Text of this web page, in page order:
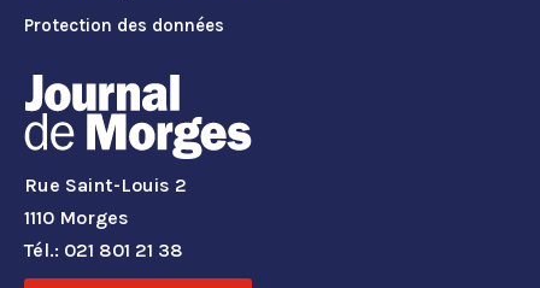
Protection des données
Rue Saint-Louis 2
1110 Morges
Tél.: 021 801 21 38